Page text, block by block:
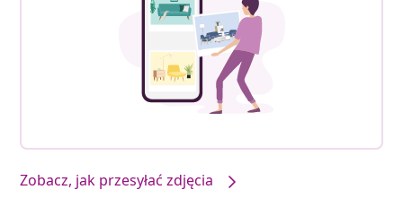
Zobacz, jak przesyłać zdjęcia